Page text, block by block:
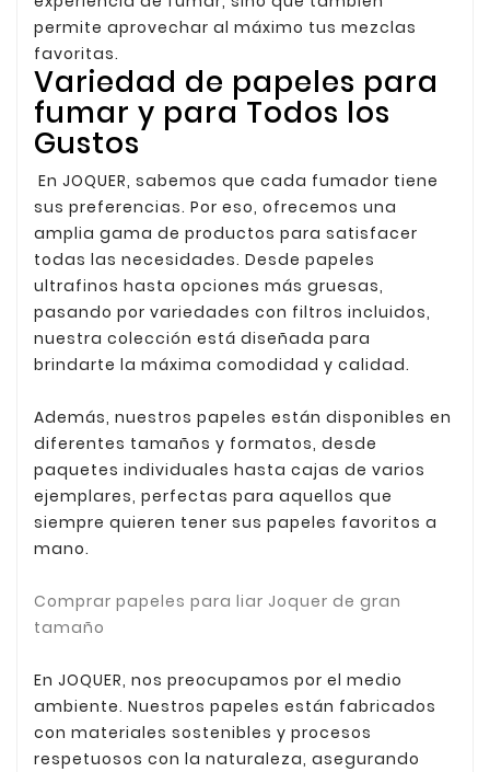
permite aprovechar al máximo tus mezclas
favoritas.
Variedad de papeles para
fumar y para Todos los
Gustos
En JOQUER, sabemos que cada fumador tiene
sus preferencias. Por eso, ofrecemos una
amplia gama de productos para satisfacer
todas las necesidades. Desde papeles
ultrafinos hasta opciones más gruesas,
pasando por variedades con filtros incluidos,
nuestra colección está diseñada para
brindarte la máxima comodidad y calidad.
Además, nuestros papeles están disponibles en
diferentes tamaños y formatos, desde
paquetes individuales hasta cajas de varios
ejemplares, perfectas para aquellos que
siempre quieren tener sus papeles favoritos a
mano.
Comprar papeles para liar Joquer de gran
tamaño
En JOQUER, nos preocupamos por el medio
ambiente. Nuestros papeles están fabricados
con materiales sostenibles y procesos
respetuosos con la naturaleza, asegurando